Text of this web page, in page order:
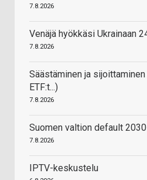
7.8.2026
Venäjä hyökkäsi Ukrainaan
7.8.2026
Säästäminen ja
ETF:t...)
7.8.2026
Suomen valtion default
7.8.2026
IPTV-keskustelu